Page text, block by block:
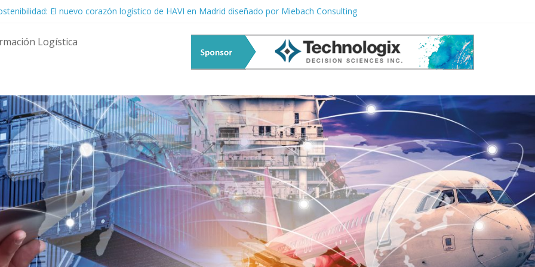
El nuevo corazón logístico de HAVI en Madrid diseñado por Miebach Consulting
del Talento Femenino: El Motor Estratégico que la Logística Ya No Puede Ignorar
Hacia la Era de las Cadenas de Suministro Predictivas y Autónomas
Logística